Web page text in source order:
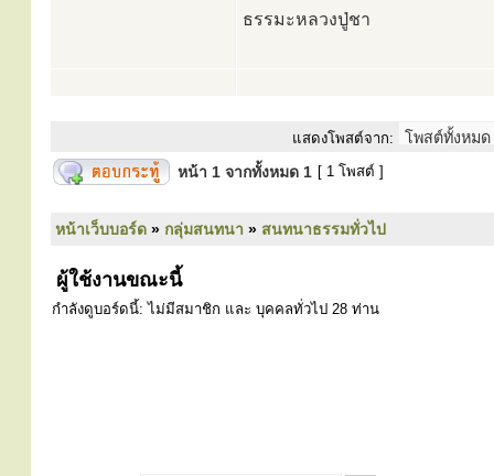
ธรรมะหลวงปู่ชา
แสดงโพสต์จาก:
หน้า 1 จากทั้งหมด 1 [ 1 โพสต์ ]
หน้าเว็บบอร์ด » กลุ่มสนทนา » สนทนาธรรมทั่วไป
ผู้ใช้งานขณะนี้
กำลังดูบอร์ดนี้: ไม่มีสมาชิก และ บุคคลทั่วไป 28 ท่าน